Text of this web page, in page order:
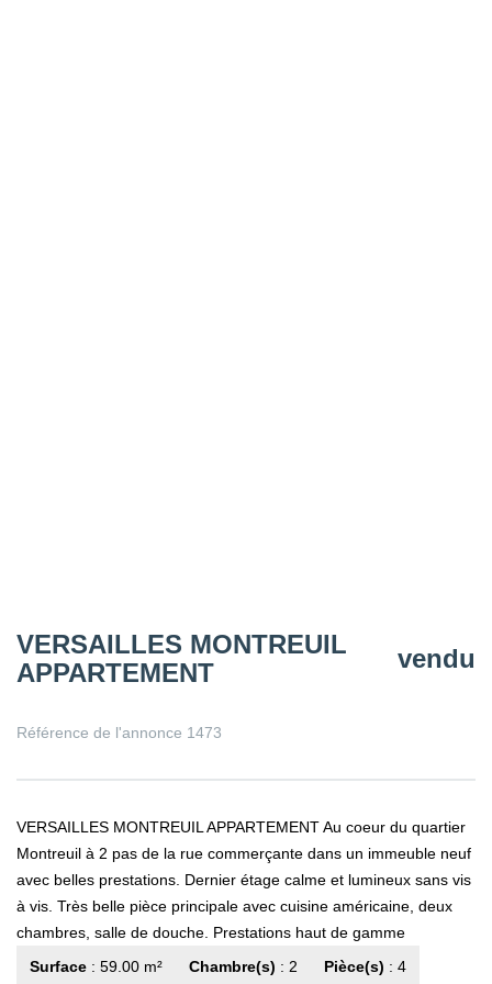
VERSAILLES MONTREUIL
APPARTEMENT
vendu
Référence de l'annonce 1473
VERSAILLES MONTREUIL APPARTEMENT Au coeur du quartier
Montreuil à 2 pas de la rue commerçante dans un immeuble neuf
avec belles prestations. Dernier étage calme et lumineux sans vis
à vis. Très belle pièce principale avec cuisine américaine, deux
chambres, salle de douche. Prestations haut de gamme
Surface : 59.00 m² Chambre(s) : 2 Pièce(s) : 4